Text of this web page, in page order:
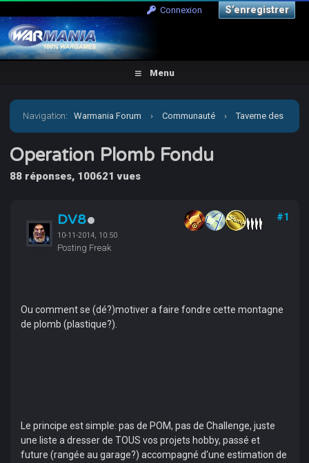
Connexion S’enregistrer
Menu
Navigation:Warmania Forum › Communauté › Taverne des
joueurs › Operation Plomb Fondu
Operation Plomb Fondu
88 réponses, 100621 vues
DV8
10-11-2014, 10:50
Posting Freak
#1
Ou comment se (dé?)motiver a faire fondre cette montagne
de plomb (plastique?).
Le principe est simple: pas de POM, pas de Challenge, juste
une liste a dresser de TOUS vos projets hobby, passé et
future (rangée au garage?) accompagné d'une estimation de